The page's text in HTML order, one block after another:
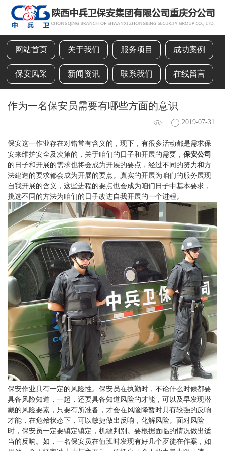
网站首页 关于我们 服务项目 成功案例
保安风采 新闻资讯 联系我们 在线留言
作为一名保安员需要有哪些方面的意识
2019-07-31
保安这一作业存在对错常有含义的，现下，有很多活动都是需求保
安来维护安全及次第的，关于咱们的日子和开展的需要， 保安公司
的日子和开展的需求也将会成为开展的要点，经过不同的努力和方
法建造的要求都会成为开展的要点。真实的开展为咱们的服务展现
自我开展的含义，这些进程的要点也会成为咱们日子中基本要求，
挑选不同的方法为咱们的日子改进自我开展的一个进程。
保安作业具有一定的风险性。保安员在执勤时，不论什么时候都要
具备风险知道，一起，还要具备知道风险的才能，可以及早发现潜
藏的风险要素，只要有所准备，才会在风险降暂时具有较强的反响
才能，在危殆状态下，可以敏捷做出反响，化解风险。面对风险
时，保安员一定要镇定镇定，机敏判别。要根据面临的情况做出适
当的反响。如，一名保安员在值班时发现有好几个歹徒在作案，如